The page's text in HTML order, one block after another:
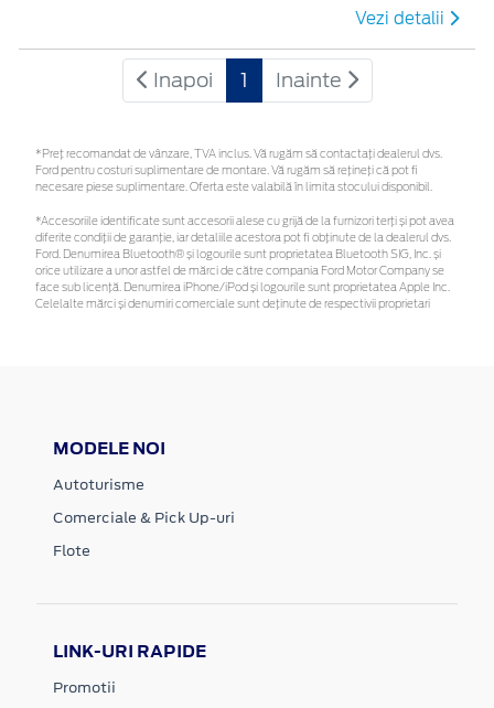
Vezi detalii
Inapoi 1 Inainte
*Preţ recomandat de vânzare, TVA inclus. Vă rugăm să contactaţi dealerul dvs.
Ford pentru costuri suplimentare de montare. Vă rugăm să rețineți că pot fi
necesare piese suplimentare. Oferta este valabilă în limita stocului disponibil.
*Accesoriile identificate sunt accesorii alese cu grijă de la furnizori terți și pot avea
diferite condiții de garanție, iar detaliile acestora pot fi obținute de la dealerul dvs.
Ford. Denumirea Bluetooth® și logourile sunt proprietatea Bluetooth SIG, Inc. și
orice utilizare a unor astfel de mărci de către compania Ford Motor Company se
face sub licență. Denumirea iPhone/iPod și logourile sunt proprietatea Apple Inc.
Celelalte mărci și denumiri comerciale sunt deținute de respectivii proprietari
MODELE NOI
Autoturisme
Comerciale & Pick Up-uri
Flote
LINK-URI RAPIDE
Promotii